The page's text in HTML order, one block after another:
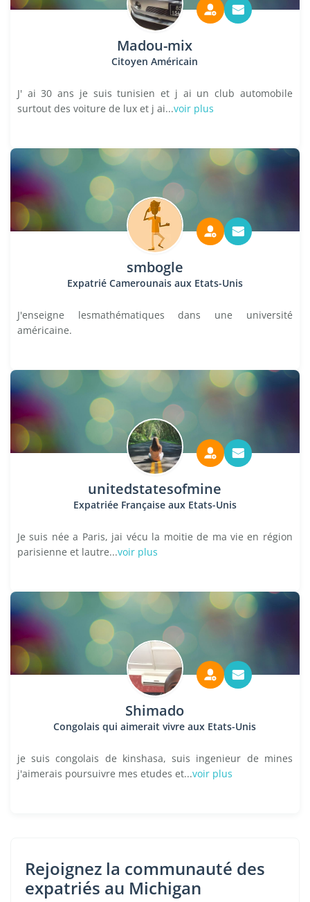
Madou-mix
Citoyen Américain
J' ai 30 ans je suis tunisien et j ai un club automobile
surtout des voiture de lux et j ai...voir plus
smbogle
Expatrié Camerounais aux Etats-Unis
J'enseigne lesmathématiques dans une université
américaine.
unitedstatesofmine
Expatriée Française aux Etats-Unis
Je suis née a Paris, jai vécu la moitie de ma vie en région
parisienne et lautre...voir plus
Shimado
Congolais qui aimerait vivre aux Etats-Unis
je suis congolais de kinshasa, suis ingenieur de mines
j'aimerais poursuivre mes etudes et...voir plus
Rejoignez la communauté des
expatriés au Michigan